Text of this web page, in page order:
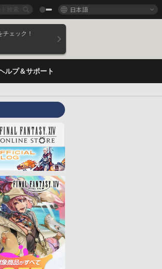
日本語
ェック！
ルプ＆サポート